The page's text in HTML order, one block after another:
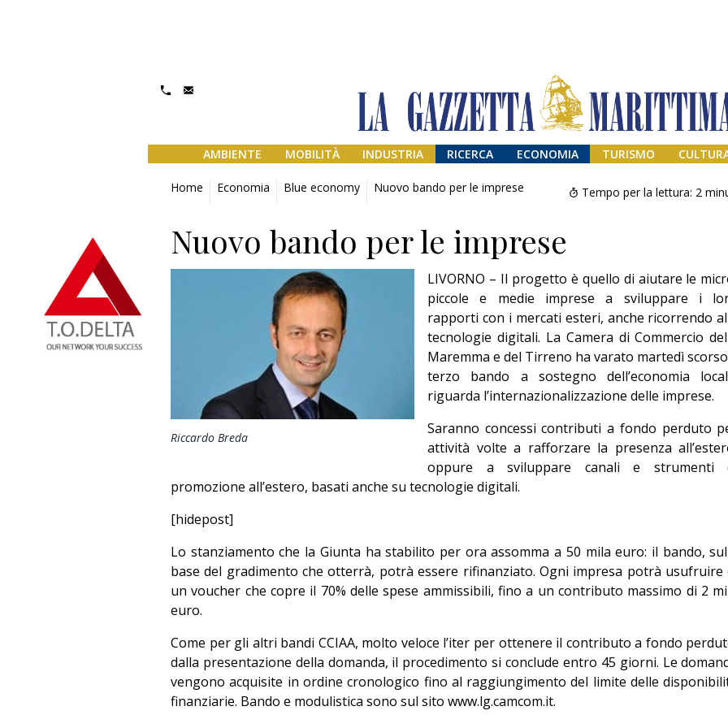
AMBIENTE MOBILITÀ INDUSTRIA RICERCA ECONOMIA TURISMO
Home Economia Blue economy Nuovo bando per le imprese Tempo per la lettura: 2
Nuovo bando per le imprese
Riccardo Breda
LIVORNO – Il progetto è quello di aiutare le
piccole e medie imprese a sviluppare i
rapporti con i mercati esteri, anche ricorrendo
tecnologie digitali. La Camera di Commercio
Maremma e del Tirreno ha varato martedì
terzo bando a sostegno dell’economia
riguarda l’internazionalizzazione delle imprese.
Saranno concessi contributi a fondo perduto
attività volte a rafforzare la presenza
oppure a sviluppare canali e strumenti
promozione all’estero, basati anche su tecnologie digitali.
[hidepost]
Lo stanziamento che la Giunta ha stabilito per ora assomma a 50 mila euro: il bando,
base del gradimento che otterrà, potrà essere rifinanziato. Ogni impresa potrà usufruire
un voucher che copre il 70% delle spese ammissibili, fino a un contributo massimo di 2
euro.
Come per gli altri bandi CCIAA, molto veloce l’iter per ottenere il contributo a fondo
dalla presentazione della domanda, il procedimento si conclude entro 45 giorni. Le
vengono acquisite in ordine cronologico fino al raggiungimento del limite delle
finanziarie. Bando e modulistica sono sul sito www.lg.camcom.it.
Addio amico
Giorgio
Editoriale